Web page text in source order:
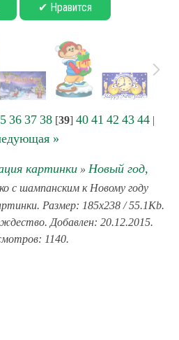
✔ Нравится
36 37 38[39] 40 41 42 43 44|
»
картинки» Новый год,
с шампанским к Новому году
Размер: 185x238 / 55.1Kb.
Добавлен: 20.12.2015.
1140.